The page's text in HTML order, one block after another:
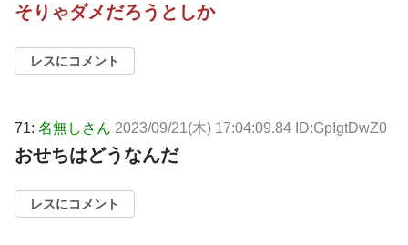
そりゃダメだろうとしか
レスにコメント
71: 名無しさん 2023/09/21(木) 17:04:09.84 ID:GpIgtDwZ0
おせちはどうなんだ
レスにコメント